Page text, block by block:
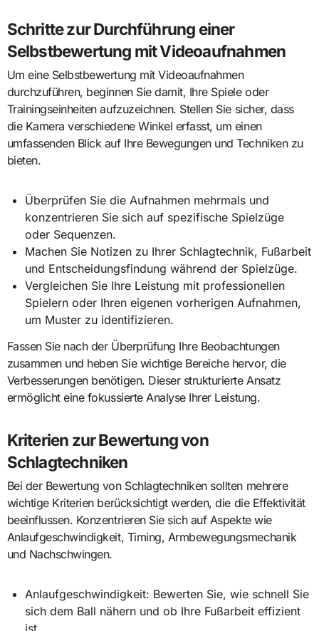
Schritte zur Durchführung einer
Selbstbewertung mit Videoaufnahmen
Um eine Selbstbewertung mit Videoaufnahmen
durchzuführen, beginnen Sie damit, Ihre Spiele oder
Trainingseinheiten aufzuzeichnen. Stellen Sie sicher, dass
die Kamera verschiedene Winkel erfasst, um einen
umfassenden Blick auf Ihre Bewegungen und Techniken zu
bieten.
Überprüfen Sie die Aufnahmen mehrmals und
konzentrieren Sie sich auf spezifische Spielzüge
oder Sequenzen.
Machen Sie Notizen zu Ihrer Schlagtechnik, Fußarbeit
und Entscheidungsfindung während der Spielzüge.
Vergleichen Sie Ihre Leistung mit professionellen
Spielern oder Ihren eigenen vorherigen Aufnahmen,
um Muster zu identifizieren.
Fassen Sie nach der Überprüfung Ihre Beobachtungen
zusammen und heben Sie wichtige Bereiche hervor, die
Verbesserungen benötigen. Dieser strukturierte Ansatz
ermöglicht eine fokussierte Analyse Ihrer Leistung.
Kriterien zur Bewertung von
Schlagtechniken
Bei der Bewertung von Schlagtechniken sollten mehrere
wichtige Kriterien berücksichtigt werden, die die Effektivität
beeinflussen. Konzentrieren Sie sich auf Aspekte wie
Anlaufgeschwindigkeit, Timing, Armbewegungsmechanik
und Nachschwingen.
Anlaufgeschwindigkeit: Bewerten Sie, wie schnell Sie
sich dem Ball nähern und ob Ihre Fußarbeit effizient